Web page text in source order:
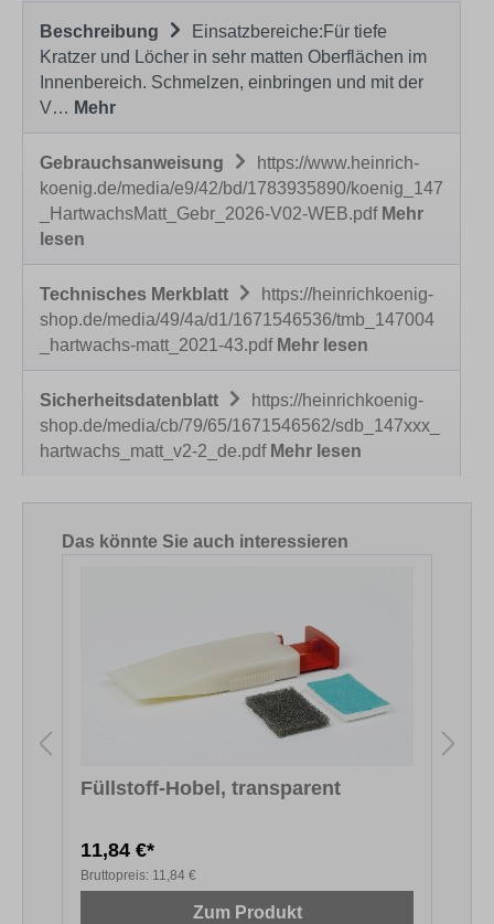
Beschreibung
Einsatzbereiche:Für tiefe
Kratzer und Löcher in sehr matten Oberflächen im
Innenbereich. Schmelzen, einbringen und mit der
V… Mehr
Gebrauchsanweisung
https://www.heinrich-
koenig.de/media/e9/42/bd/1783935890/koenig_147
_HartwachsMatt_Gebr_2026-V02-WEB.pdf Mehr
lesen
Technisches Merkblatt
https://heinrichkoenig-
shop.de/media/49/4a/d1/1671546536/tmb_147004
_hartwachs-matt_2021-43.pdf Mehr lesen
Sicherheitsdatenblatt
https://heinrichkoenig-
shop.de/media/cb/79/65/1671546562/sdb_147xxx_
hartwachs_matt_v2-2_de.pdf Mehr lesen
Produktgalerie überspringen
Das könnte Sie auch interessieren
Füllstoff-Hobel, transparent
11,84 €*
Bruttopreis: 11,84 €
Zum Produkt